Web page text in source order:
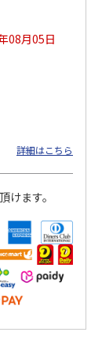
(送料・税込)
08月05日
詳細はこちら
けます。